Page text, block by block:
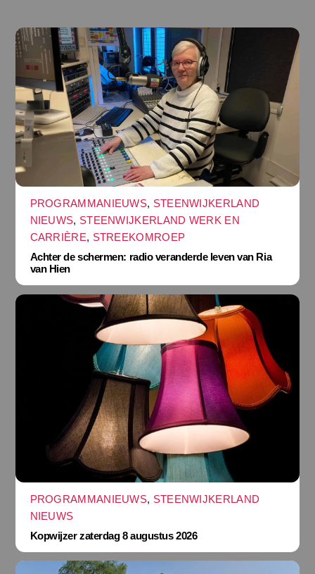
PROGRAMMANIEUWS, STEENWIJKERLAND
NIEUWS, STEENWIJKERLAND WERK EN
CARRIÈRE, STREEKOMROEP
Achter de schermen: radio veranderde leven van Ria
van Hien
PROGRAMMANIEUWS, STEENWIJKERLAND
NIEUWS
Kopwijzer zaterdag 8 augustus 2026